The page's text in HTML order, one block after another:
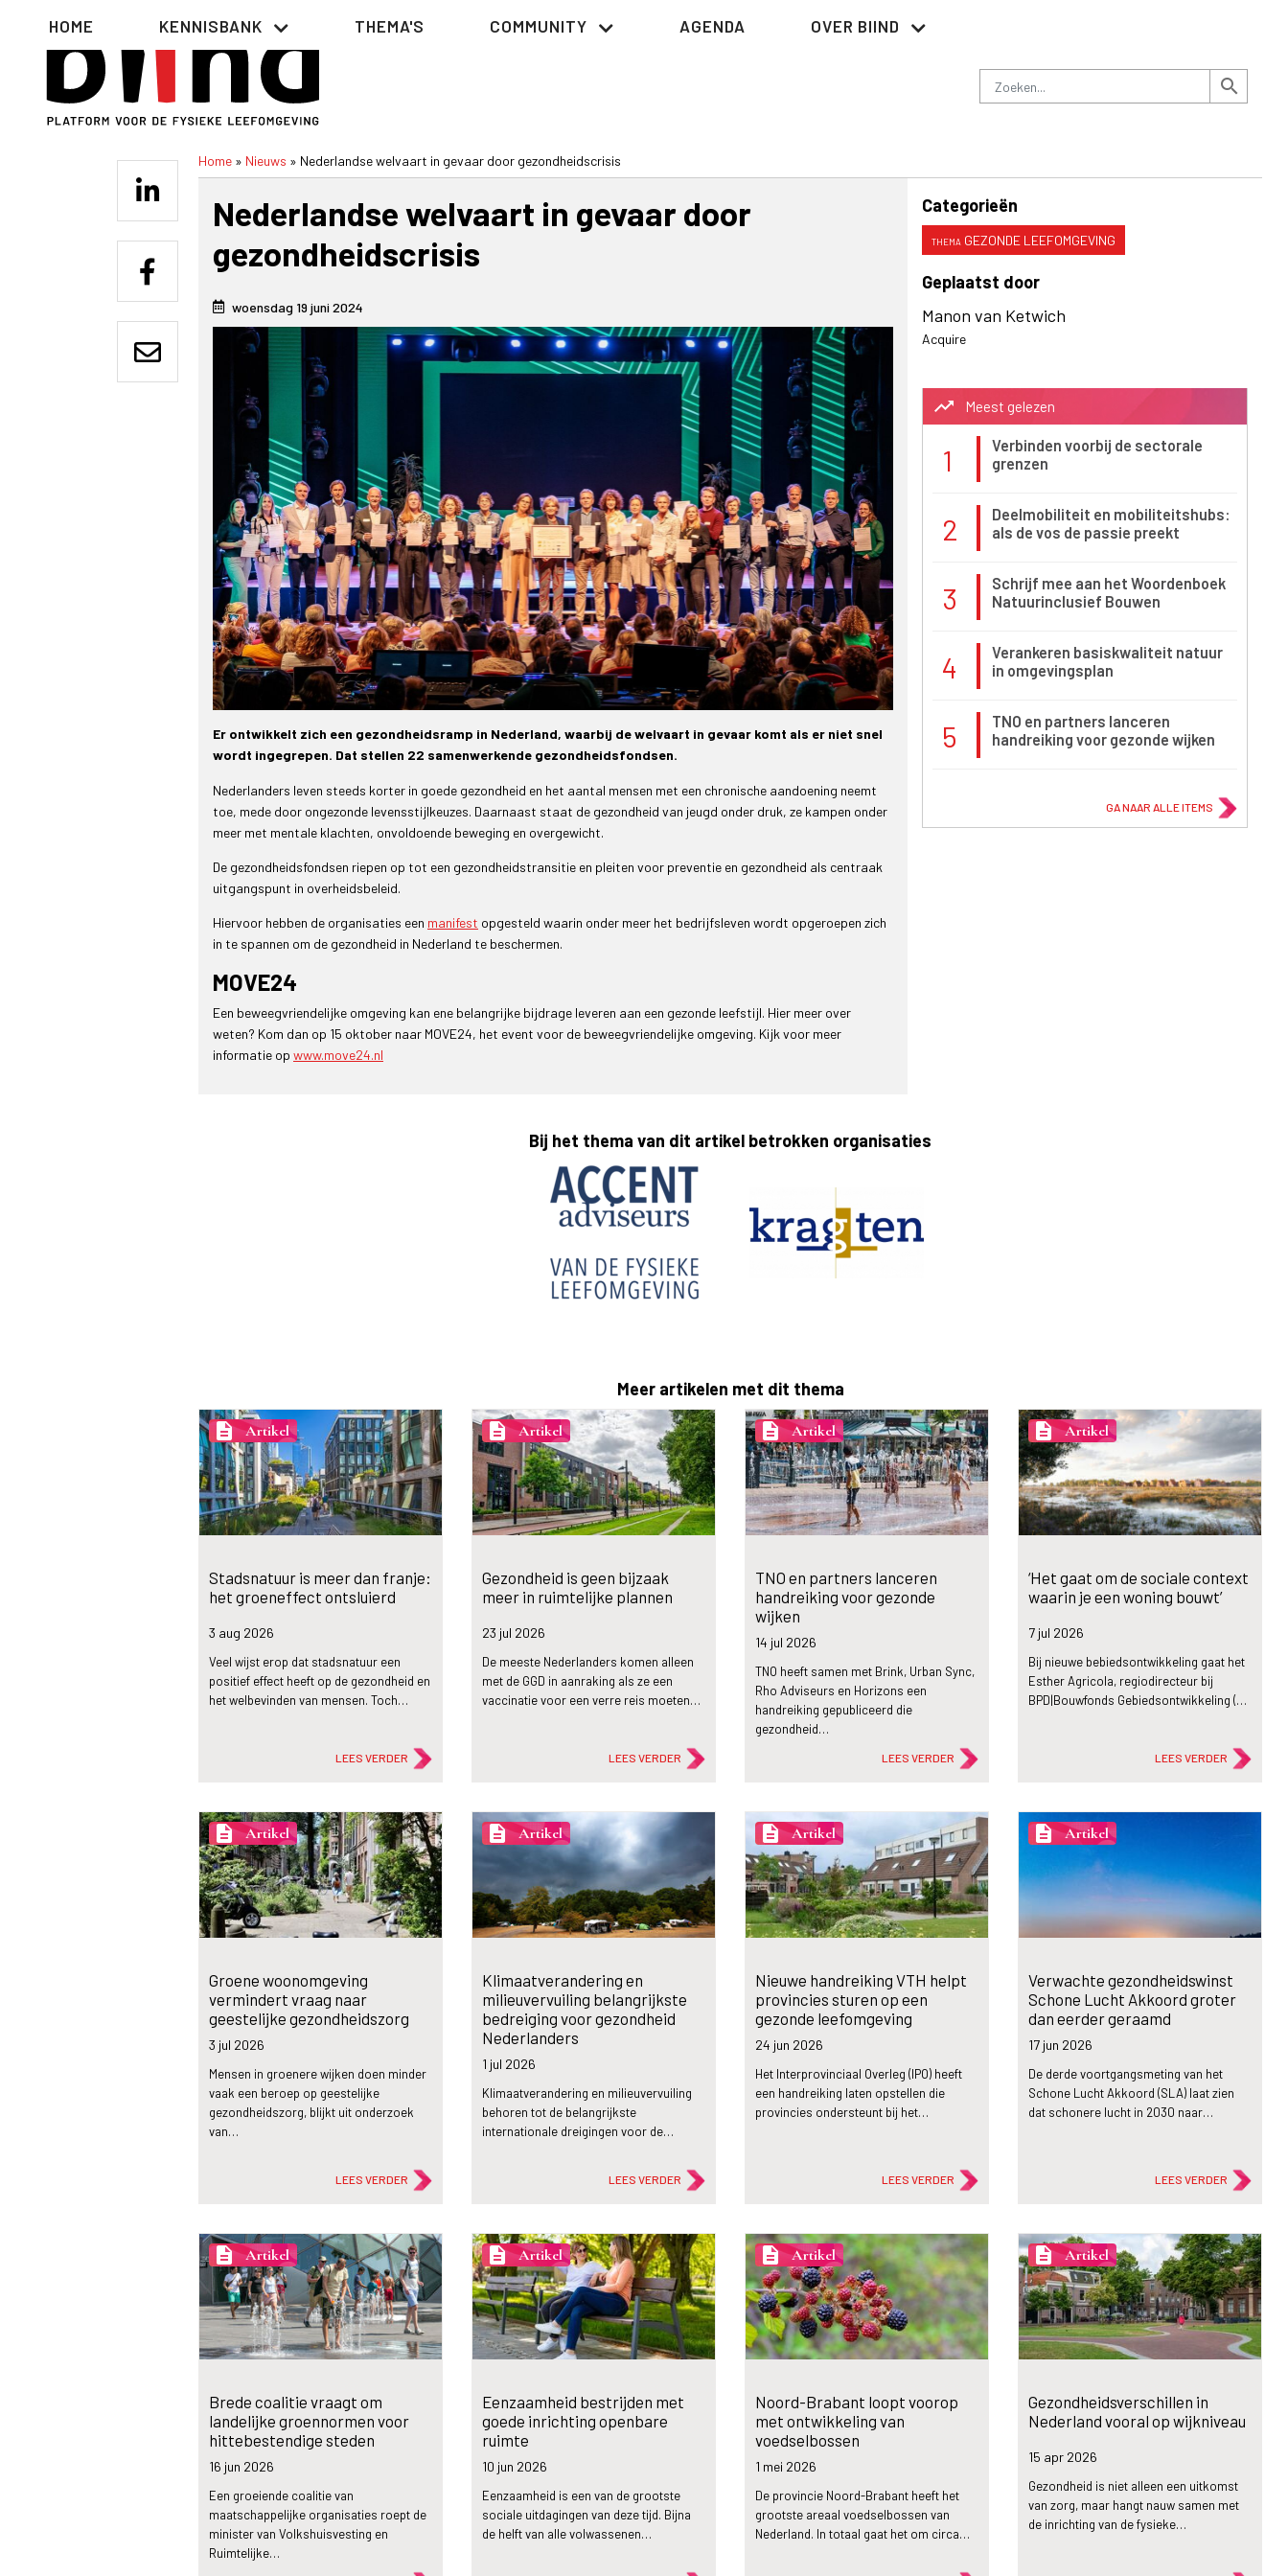
Zoeken search
Hoofdnavigatie
HOME KENNISBANK THEMA'S COMMUNITY AGENDA OVER BIIND
Home Nieuws Nederlandse welvaart in gevaar door gezondheidscrisis
Nederlandse welvaart in gevaar door
gezondheidscrisis
woensdag 19 juni 2024
Er ontwikkelt zich een gezondheidsramp in Nederland, waarbij de welvaart in gevaar komt als er niet snel
wordt ingegrepen. Dat stellen 22 samenwerkende gezondheidsfondsen.
Nederlanders leven steeds korter in goede gezondheid en het aantal mensen met een chronische aandoening neemt
toe, mede door ongezonde levensstijlkeuzes. Daarnaast staat de gezondheid van jeugd onder druk, ze kampen onder
meer met mentale klachten, onvoldoende beweging en overgewicht.
De gezondheidsfondsen riepen op tot een gezondheidstransitie en pleiten voor preventie en gezondheid als centraak
uitgangspunt in overheidsbeleid.
Hiervoor hebben de organisaties een manifest opgesteld waarin onder meer het bedrijfsleven wordt opgeroepen zich
in te spannen om de gezondheid in Nederland te beschermen.
MOVE24
Een beweegvriendelijke omgeving kan ene belangrijke bijdrage leveren aan een gezonde leefstijl. Hier meer over
weten? Kom dan op 15 oktober naar MOVE24, het event voor de beweegvriendelijke omgeving. Kijk voor meer
informatie op www.move24.nl
Categorieën
GEZONDE LEEFOMGEVING
Geplaatst door
Manon van Ketwich
Acquire
trending_up Meest gelezen
1
Verbinden voorbij de sectorale
grenzen
2
Deelmobiliteit en mobiliteitshubs:
als de vos de passie preekt
3
Schrijf mee aan het Woordenboek
Natuurinclusief Bouwen
4
Verankeren basiskwaliteit natuur
in omgevingsplan
5
TNO en partners lanceren
handreiking voor gezonde wijken
GA NAAR ALLE ITEMS
Bij het thema van dit artikel betrokken organisaties
Meer artikelen met dit thema
description Artikel
Stadsnatuur is meer dan franje:
het groeneffect ontsluierd
3 aug 2026
Veel wijst erop dat stadsnatuur een
positief effect heeft op de gezondheid en
het welbevinden van mensen. Toch…
LEES VERDER
description Artikel
Gezondheid is geen bijzaak
meer in ruimtelijke plannen
23 jul 2026
De meeste Nederlanders komen alleen
met de GGD in aanraking als ze een
vaccinatie voor een verre reis moeten…
LEES VERDER
description Artikel
TNO en partners lanceren
handreiking voor gezonde
wijken
14 jul 2026
TNO heeft samen met Brink, Urban Sync,
Rho Adviseurs en Horizons een
handreiking gepubliceerd die
gezondheid…
LEES VERDER
description Artikel
‘Het gaat om de sociale context
waarin je een woning bouwt’
7 jul 2026
Bij nieuwe bebiedsontwikkeling gaat het
Esther Agricola, regiodirecteur bij
BPD|Bouwfonds Gebiedsontwikkeling (…
LEES VERDER
description Artikel
Groene woonomgeving
vermindert vraag naar
geestelijke gezondheidszorg
3 jul 2026
Mensen in groenere wijken doen minder
vaak een beroep op geestelijke
gezondheidszorg, blijkt uit onderzoek
van…
LEES VERDER
description Artikel
Klimaatverandering en
milieuvervuiling belangrijkste
bedreiging voor gezondheid
Nederlanders
1 jul 2026
Klimaatverandering en milieuvervuiling
behoren tot de belangrijkste
internationale dreigingen voor de…
LEES VERDER
description Artikel
Nieuwe handreiking VTH helpt
provincies sturen op een
gezonde leefomgeving
24 jun 2026
Het Interprovinciaal Overleg (IPO) heeft
een handreiking laten opstellen die
provincies ondersteunt bij het…
LEES VERDER
description Artikel
Verwachte gezondheidswinst
Schone Lucht Akkoord groter
dan eerder geraamd
17 jun 2026
De derde voortgangsmeting van het
Schone Lucht Akkoord (SLA) laat zien
dat schonere lucht in 2030 naar…
LEES VERDER
description Artikel
Brede coalitie vraagt om
landelijke groennormen voor
hittebestendige steden
16 jun 2026
Een groeiende coalitie van
maatschappelijke organisaties roept de
minister van Volkshuisvesting en
Ruimtelijke…
description Artikel
Eenzaamheid bestrijden met
goede inrichting openbare
ruimte
10 jun 2026
Eenzaamheid is een van de grootste
sociale uitdagingen van deze tijd. Bijna
de helft van alle volwassenen…
description Artikel
Noord-Brabant loopt voorop
met ontwikkeling van
voedselbossen
1 mei 2026
De provincie Noord-Brabant heeft het
grootste areaal voedselbossen van
Nederland. In totaal gaat het om circa…
description Artikel
Gezondheidsverschillen in
Nederland vooral op wijkniveau
15 apr 2026
Gezondheid is niet alleen een uitkomst
van zorg, maar hangt nauw samen met
de inrichting van de fysieke…